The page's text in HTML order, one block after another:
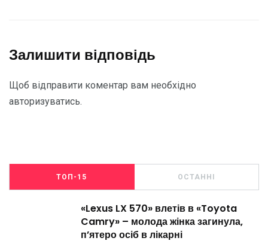
Залишити відповідь
Щоб відправити коментар вам необхідно
авторизуватись.
ТОП-15 ОСТАННІ
«Lexus LX 570» влетів в «Toyota
Camry» – молода жінка загинула,
п’ятеро осіб в лікарні